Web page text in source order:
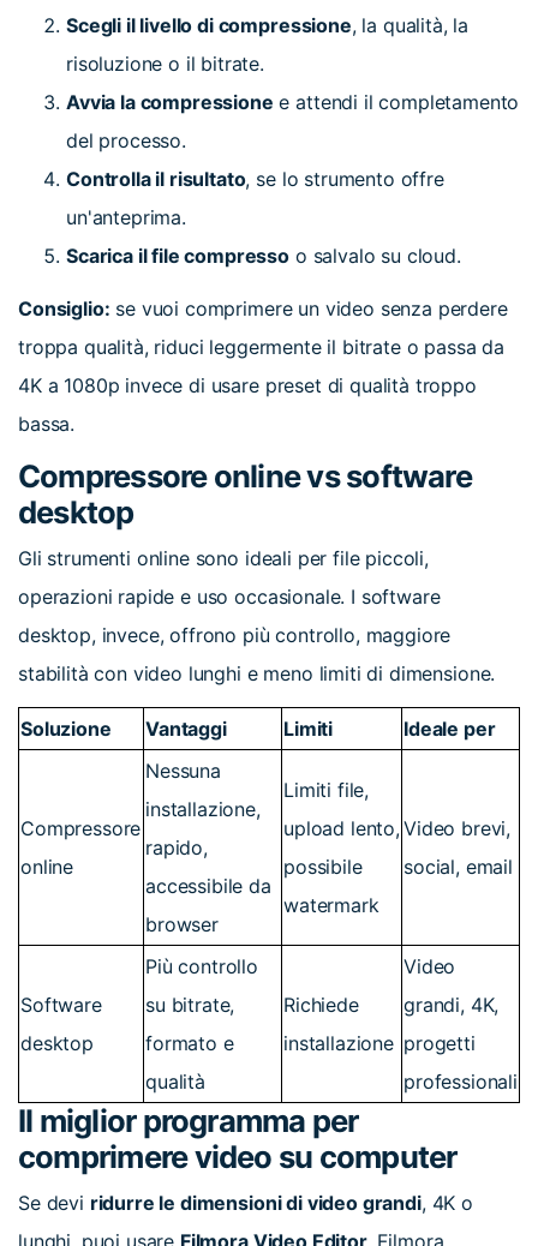
Scegli il livello di compressione, la qualità, la
risoluzione o il bitrate.
Avvia la compressione e attendi il completamento
del processo.
Controlla il risultato, se lo strumento offre
un'anteprima.
Scarica il file compresso o salvalo su cloud.
Consiglio: se vuoi comprimere un video senza perdere
troppa qualità, riduci leggermente il bitrate o passa da
4K a 1080p invece di usare preset di qualità troppo
bassa.
Compressore online vs software
desktop
Gli strumenti online sono ideali per file piccoli,
operazioni rapide e uso occasionale. I software
desktop, invece, offrono più controllo, maggiore
stabilità con video lunghi e meno limiti di dimensione.
Soluzione Vantaggi Limiti Ideale per
Compressore
online
Nessuna
installazione,
rapido,
accessibile da
browser
Limiti file,
upload lento,
possibile
watermark
Video brevi,
social, email
Software
desktop
Più controllo
su bitrate,
formato e
qualità
Richiede
installazione
Video
grandi, 4K,
progetti
professionali
Il miglior programma per
comprimere video su computer
Se devi ridurre le dimensioni di video grandi, 4K o
lunghi, puoi usare Filmora Video Editor. Filmora